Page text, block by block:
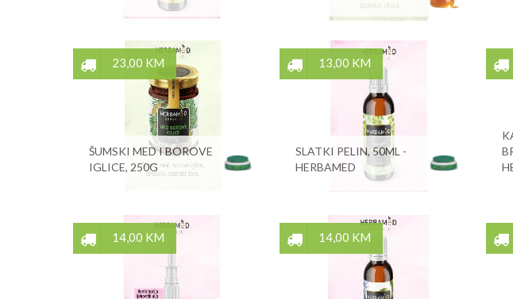
23,00 KM
ŠUMSKI MED I BOROVE
IGLICE, 250G
13,00 KM
SLATKI PELIN, 50ML -
HERBAMED
14,00 KM 14,00 KM